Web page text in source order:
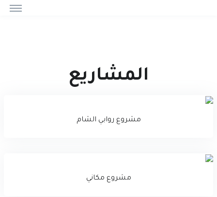
المشاريع
مشروع روابي الشام
مشروع مكاني